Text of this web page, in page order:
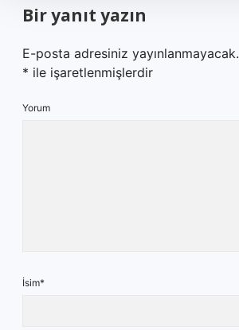
Bir yanıt yazın
E-posta adresiniz yayınlanmayacak.
* ile işaretlenmişlerdir
Yorum
İsim*